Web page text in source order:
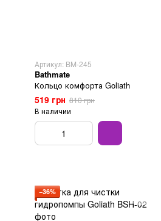
Артикул: BM-245
Bathmate
Кольцо комфорта Goliath
519 грн 810 грн
В наличии
−36%